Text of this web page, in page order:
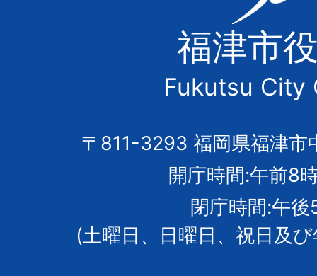
津
市
の
市
章
福津市
Fukutsu City
〒811-3293 福岡県福津市
開庁時間:午前8
閉庁時間:午後
(土曜日、日曜日、祝日及